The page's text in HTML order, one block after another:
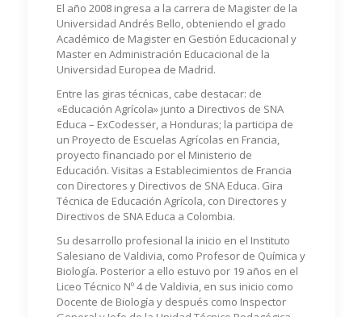
El año 2008 ingresa a la carrera de Magister de la
Universidad Andrés Bello, obteniendo el grado
Académico de Magister en Gestión Educacional y
Master en Administración Educacional de la
Universidad Europea de Madrid.
Entre las giras técnicas, cabe destacar: de
«Educación Agrícola» junto a Directivos de SNA
Educa – ExCodesser, a Honduras; la participa de
un Proyecto de Escuelas Agrícolas en Francia,
proyecto financiado por el Ministerio de
Educación. Visitas a Establecimientos de Francia
con Directores y Directivos de SNA Educa. Gira
Técnica de Educación Agrícola, con Directores y
Directivos de SNA Educa a Colombia.
Su desarrollo profesional la inicio en el Instituto
Salesiano de Valdivia, como Profesor de Química y
Biología. Posterior a ello estuvo por 19 años en el
Liceo Técnico Nº 4 de Valdivia, en sus inicio como
Docente de Biología y después como Inspector